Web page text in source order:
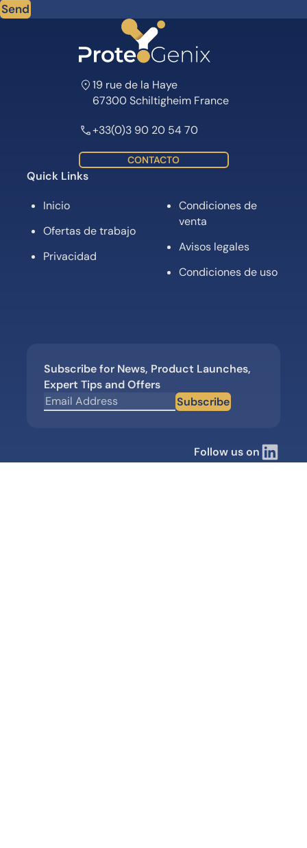
Send
19 rue de la Haye
67300 Schiltigheim France
+33(0)3 90 20 54 70
CONTACTO
Quick Links
Inicio
Ofertas de trabajo
Privacidad
Condiciones de
venta
Avisos legales
Condiciones de uso
Subscribe for News, Product Launches,
Expert Tips and Offers
Subscribe
Follow us on